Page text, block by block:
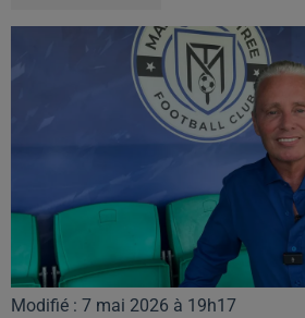
Modifié : 7 mai 2026 à 19h17